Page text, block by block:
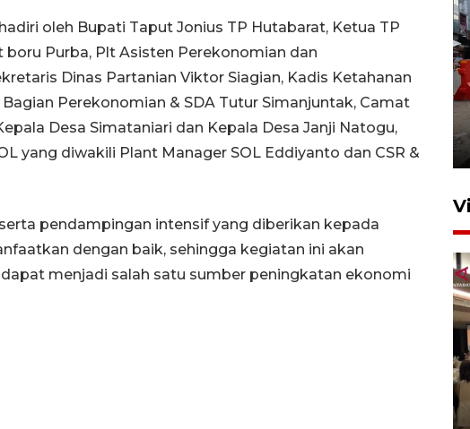
oleh Bupati Taput Jonius TP Hutabarat, Ketua TP
boru Purba, Plt Asisten Perekonomian dan
Dinas Partanian Viktor Siagian, Kadis Ketahanan
Perekonomian & SDA Tutur Simanjuntak, Camat
Desa Simataniari dan Kepala Desa Janji Natogu,
yang diwakili Plant Manager SOL Eddiyanto dan CSR &
pendampingan intensif yang diberikan kepada
dengan baik, sehingga kegiatan ini akan
menjadi salah satu sumber peningkatan ekonomi
Pelaporan SPT Tahunan di
Sumut
27 April 2026 15:34